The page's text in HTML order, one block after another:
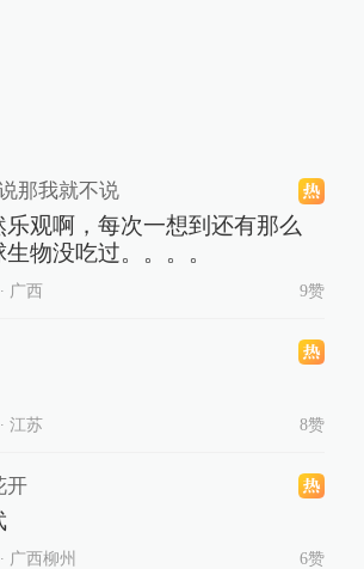
那我就不说
乐观啊，每次一想到还有那么
物没吃过。。。。
广西 9赞
江苏 8赞
开
广西柳州 6赞